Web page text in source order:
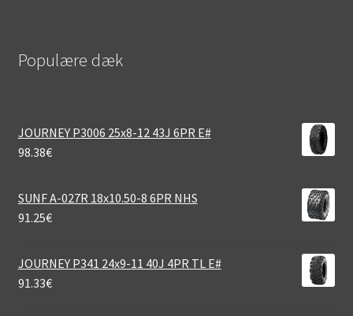
Populære dæk
JOURNEY P3006 25x8-12 43J 6PR E#
98.38€
SUNF A-027R 18x10.50-8 6PR NHS
91.25€
JOURNEY P341 24x9-11 40J 4PR TL E#
91.33€